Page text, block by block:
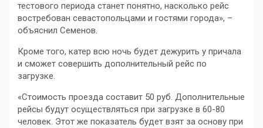
тестового периода станет понятно, насколько рейс
востребован севастопольцами и гостями города», –
объяснил Семенов.
Кроме того, катер всю ночь будет дежурить у причала
и сможет совершить дополнительный рейс по
загрузке.
«Стоимость проезда составит 50 руб. Дополнительные
рейсы будут осуществляться при загрузке в 60-80
человек. Этот же показатель будет взят за основу при